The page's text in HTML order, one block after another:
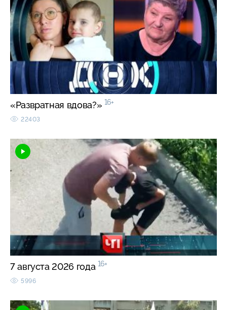
«Развратная вдова?» 16+
22403
7 августа 2026 года 16+
5996